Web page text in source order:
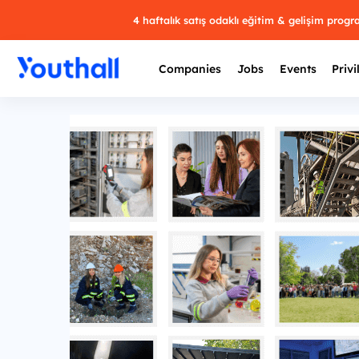
4 haftalık satış odaklı eğitim & gelişim
Companies Jobs Events